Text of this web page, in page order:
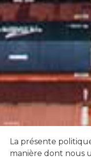
La présente
manière dont nous